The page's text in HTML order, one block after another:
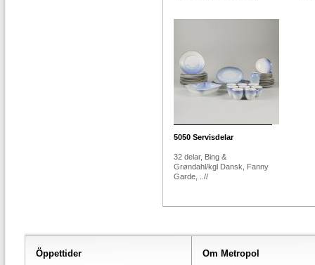
5050 Servisdelar
32 delar, Bing &
Grøndahl/kgl Dansk, Fanny
Garde, ..//
Öppettider Om Metropol